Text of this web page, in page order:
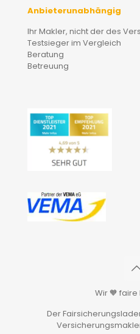
Anbieterunabhängig
Ihr Makler, nicht der des
Testsieger im Vergleich
Beratung
Betreuung
Wir 🧡
Der